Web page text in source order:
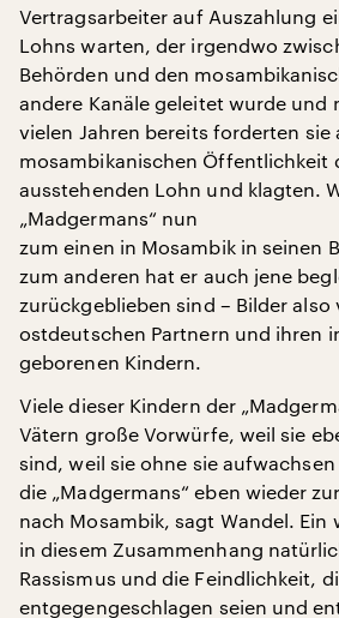
Vertragsarbeiter auf Auszahlung
Lohns warten, der irgendwo
Behörden und den
andere Kanäle geleitet wurde und
vielen Jahren bereits forderten sie
mosambikanischen Öffentlichkeit
ausstehenden Lohn und klagten.
„Madgermans“ nun
zum einen in Mosambik in seinen
zum anderen hat er auch jene
zurückgeblieben sind – Bilder also
ostdeutschen Partnern und ihren
geborenen Kindern.
Viele dieser Kindern der
Vätern große Vorwürfe, weil sie
sind, weil sie ohne sie
die „Madgermans“ eben wieder
nach Mosambik, sagt Wandel. Ein
in diesem Zusammenhang
Rassismus und die Feindlichkeit,
entgegengeschlagen seien und